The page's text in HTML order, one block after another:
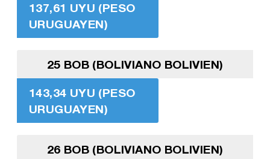
137,61 UYU (PESO
URUGUAYEN)
25 BOB (BOLIVIANO BOLIVIEN)
143,34 UYU (PESO
URUGUAYEN)
26 BOB (BOLIVIANO BOLIVIEN)